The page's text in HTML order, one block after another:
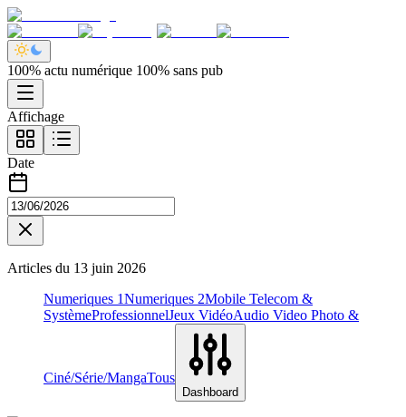
100% actu numérique 100% sans pub
Affichage
Date
Articles du 13 juin 2026
Numeriques 1Numeriques 2Mobile Telecom &
SystèmeProfessionnelJeux VidéoAudio Video Photo &
Ciné/Série/MangaTous
Dashboard